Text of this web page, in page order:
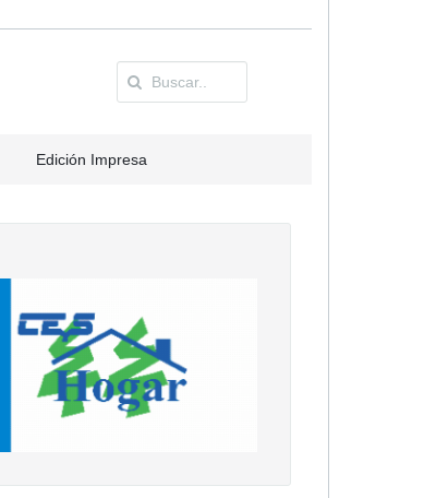
Edición Impresa